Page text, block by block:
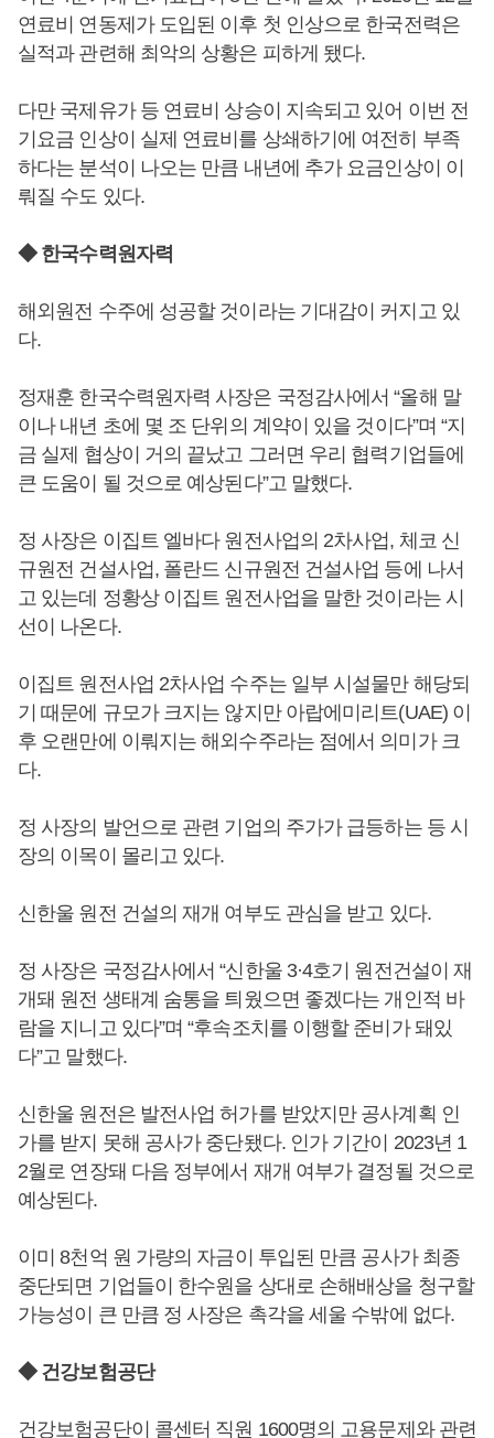
연료비 연동제가 도입된 이후 첫 인상으로 한국전력은
실적과 관련해 최악의 상황은 피하게 됐다.
다만 국제유가 등 연료비 상승이 지속되고 있어 이번 전
기요금 인상이 실제 연료비를 상쇄하기에 여전히 부족
하다는 분석이 나오는 만큼 내년에 추가 요금인상이 이
뤄질 수도 있다.
◆ 한국수력원자력
해외원전 수주에 성공할 것이라는 기대감이 커지고 있
다.
정재훈 한국수력원자력 사장은 국정감사에서 “올해 말
이나 내년 초에 몇 조 단위의 계약이 있을 것이다”며 “지
금 실제 협상이 거의 끝났고 그러면 우리 협력기업들에
큰 도움이 될 것으로 예상된다”고 말했다.
정 사장은 이집트 엘바다 원전사업의 2차사업, 체코 신
규원전 건설사업, 폴란드 신규원전 건설사업 등에 나서
고 있는데 정황상 이집트 원전사업을 말한 것이라는 시
선이 나온다.
이집트 원전사업 2차사업 수주는 일부 시설물만 해당되
기 때문에 규모가 크지는 않지만 아랍에미리트(UAE) 이
후 오랜만에 이뤄지는 해외수주라는 점에서 의미가 크
다.
정 사장의 발언으로 관련 기업의 주가가 급등하는 등 시
장의 이목이 몰리고 있다.
신한울 원전 건설의 재개 여부도 관심을 받고 있다.
정 사장은 국정감사에서 “신한울 3·4호기 원전건설이 재
개돼 원전 생태계 숨통을 틔웠으면 좋겠다는 개인적 바
람을 지니고 있다”며 “후속조치를 이행할 준비가 돼있
다”고 말했다.
신한울 원전은 발전사업 허가를 받았지만 공사계획 인
가를 받지 못해 공사가 중단됐다. 인가 기간이 2023년 1
2월로 연장돼 다음 정부에서 재개 여부가 결정될 것으로
예상된다.
이미 8천억 원 가량의 자금이 투입된 만큼 공사가 최종
중단되면 기업들이 한수원을 상대로 손해배상을 청구할
가능성이 큰 만큼 정 사장은 촉각을 세울 수밖에 없다.
◆ 건강보험공단
건강보험공단이 콜센터 직원 1600명의 고용문제와 관련